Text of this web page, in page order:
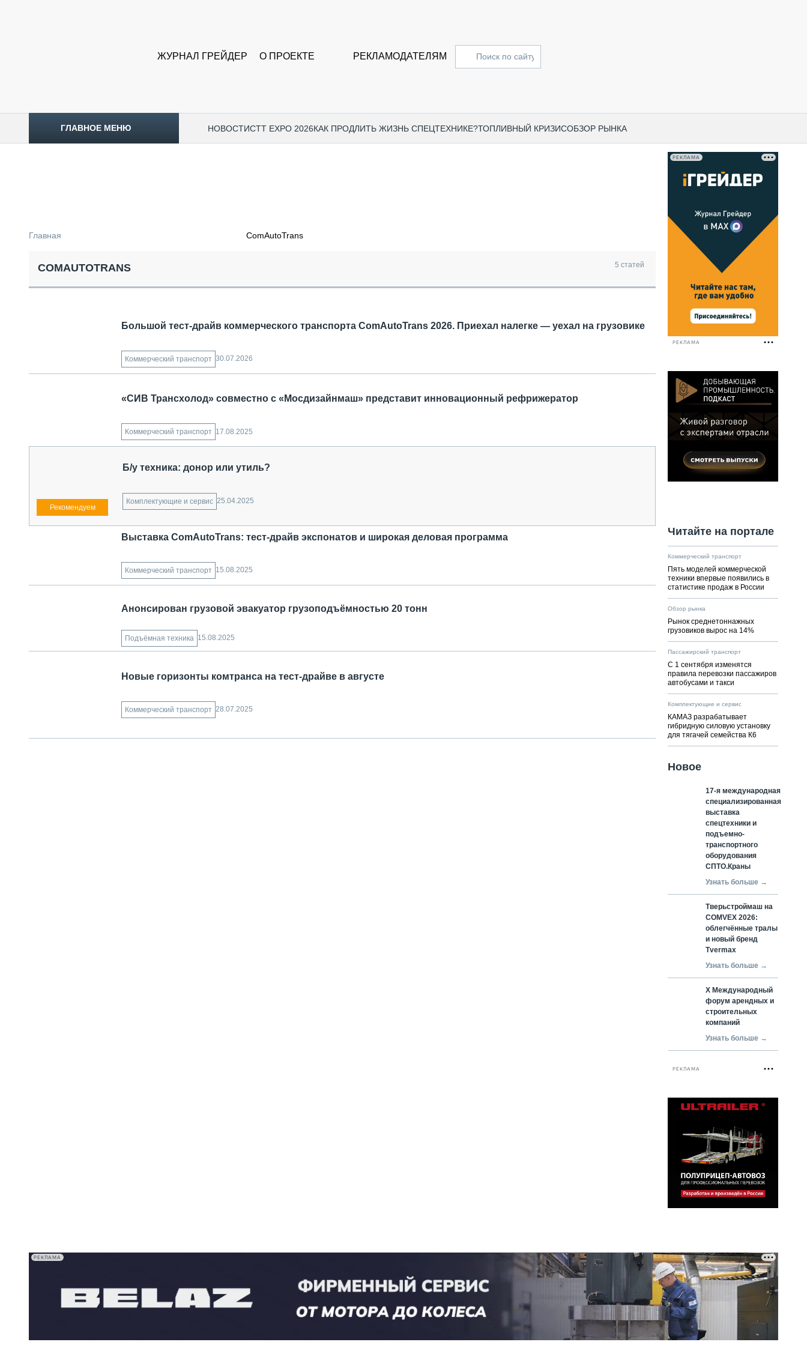
ЖУРНАЛ ГРЕЙДЕР О ПРОЕКТЕ РЕКЛАМОДАТЕЛЯМ
ГЛАВНОЕ МЕНЮ НОВОСТИCTT EXPO 2026КАК ПРОДЛИТЬ ЖИЗНЬ СПЕЦТЕХНИКЕ?ТОПЛИВНЫЙ КРИЗИСОБЗОР РЫНКА
СПЕЦТЕХНИКА И ТРАНСПОРТ
ГРУЗОПЕРЕВОЗКИ
ТЕХНИКА КРУПНЫМ ПЛАНОМ
ДОРОЖНАЯ ИНДУСТРИЯ
СЕРВИСМЕНЫ
КОМТРАНС 2021
БЛИЖАЙШИЕ МЕРОПРИЯТИЯ
ПАССАЖИРСКИЙ ТРАНСПОРТ
АВТОМАТИЗАЦИЯ И ТЕХНОЛОГИИ
Главная ComAutoTrans
COMAUTOTRANS 5 статей
Большой тест-драйв коммерческого транспорта ComAutoTrans 2026. Приехал налегке — уехал на грузовике
Коммерческий транспорт 30.07.2026
«СИВ Трансхолод» совместно с «Мосдизайнмаш» представит инновационный рефрижератор
Коммерческий транспорт 17.08.2025
Б/у техника: донор или утиль?
Комплектующие и сервис 25.04.2025
Выставка ComAutoTrans: тест-драйв экспонатов и широкая деловая программа
Коммерческий транспорт 15.08.2025
Анонсирован грузовой эвакуатор грузоподъёмностью 20 тонн
Подъёмная техника 15.08.2025
Новые горизонты комтранса на тест-драйве в августе
Коммерческий транспорт 28.07.2025
РЕКЛАМА
РЕКЛАМА
Читайте на портале
Коммерческий транспорт
Пять моделей коммерческой
техники впервые появились в
статистике продаж в России
Обзор рынка
Рынок среднетоннажных
грузовиков вырос на 14%
Пассажирский транспорт
С 1 сентября изменятся
правила перевозки пассажиров
автобусами и такси
Комплектующие и сервис
КАМАЗ разрабатывает
гибридную силовую установку
для тягачей семейства К6
Новое
17-я международная
специализированная
выставка
спецтехники и
подъемно-
транспортного
оборудования
СПТО.Краны
Узнать больше →
Тверьстроймаш на
COMVEX 2026:
облегчённые тралы
и новый бренд
Tvermax
Узнать больше →
X Международный
форум арендных и
строительных
компаний
Узнать больше →
РЕКЛАМА
РЕКЛАМА